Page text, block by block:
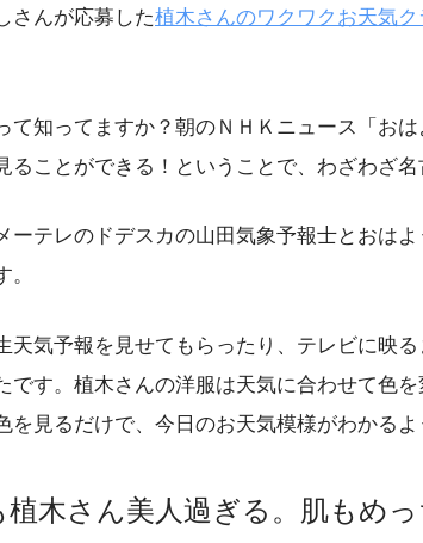
さんが応募した植木さんのワクワクお天気
て知ってますか？朝のＮＨＫニュース「お
ることができる！ということで、わざわざ名
ーテレのドデスカの山田気象予報士とおは
天気予報を見せてもらったり、テレビに映
です。植木さんの洋服は天気に合わせて色を
を見るだけで、今日のお天気模様がわかる
木さん美人過ぎる。肌もめっ